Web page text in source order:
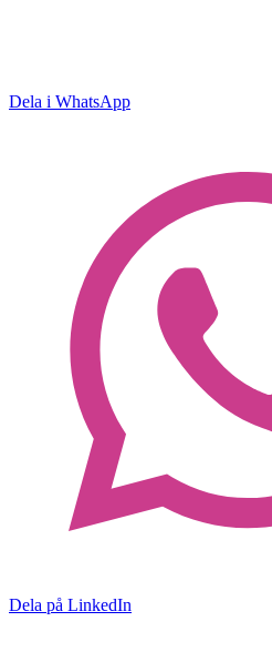
Dela i WhatsApp
Dela på LinkedIn